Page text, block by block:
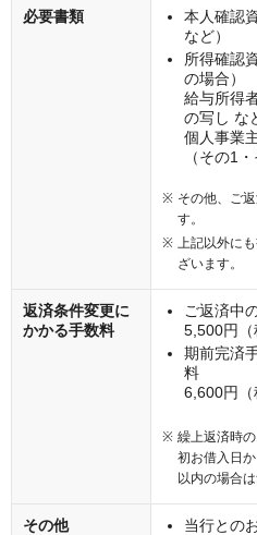
必要書類
本人確認
など）
所得確認
の場合）
給与所得
の写し な
個人事業
（その1
その他、ご
す。
上記以外に
ざいます。
返済条件変更に
かかる手数料
ご返済中
5,500円（
期前完済
料
6,600円（
繰上返済時
初お借入日
以内の場合は
その他
当行との